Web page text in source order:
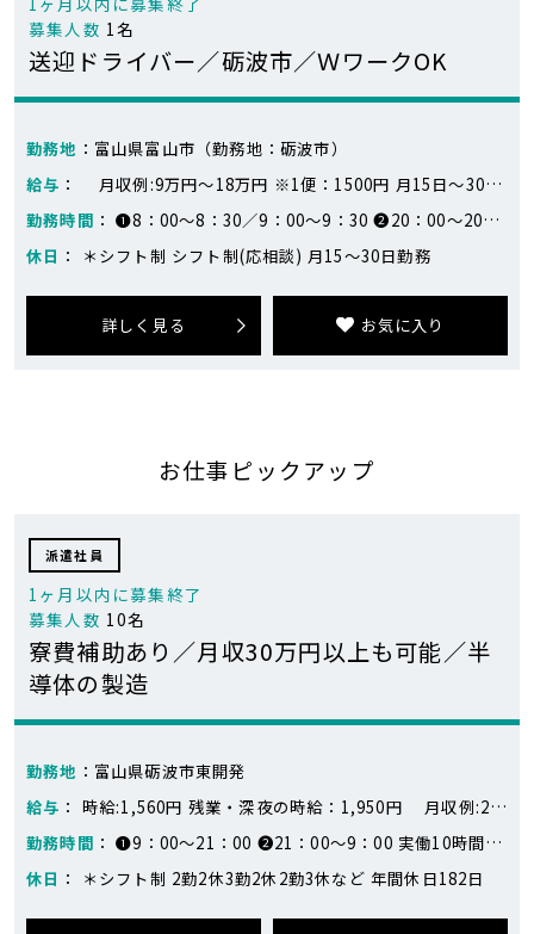
募集人数 1名
送迎ドライバー／砺波市／ＷワークOK
勤務地 ：富山県富山市（勤務地：砺波市）
給与 ： 月収例:9万円～18万円 ※1便：1500円 月15日～30日勤務 （例：1500円×計4回の送迎×20日=120,000円）
勤務時間 ： ❶8：00～8：30／9：00～9：30 ❷20：00～20：30／21：00～21：30 1、日勤 2、夜勤 ※2交代のため合計4回の送迎になります ※時間が前後する場合あり
休日 ： ＊シフト制 シフト制(応相談) 月15～30日勤務
詳しく見る お気に入り
お仕事ピックアップ
派遣社員
1ヶ月以内に募集終了
募集人数 10名
寮費補助あり／月収30万円以上も可能／半
導体の製造
勤務地 ：富山県砺波市東開発
給与 ： 時給:1,560円 残業・深夜の時給：1,950円 月収例:25万円～32万円 ※259,350円～316,095円(固定残業1日2.5時間) 月14日勤務の場合 日勤：17,355円×7日=121,485円 夜勤：19,695円×7日=137,865円 合計：259,350円 月17日勤務の場合 日勤：17,355円×8日=138,840円 夜勤：19,695円×9日=177,255円 合計：316,095円 ※シフトにより変動します
勤務時間 ： ❶9：00～21：00 ❷21：00～9：00 実働10時間30分
休日 ： ＊シフト制 2勤2休3勤2休2勤3休など 年間休日182日